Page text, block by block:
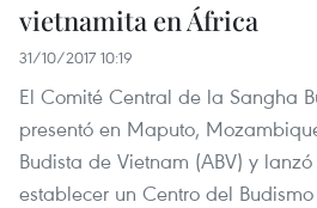
vietnamita en África
31/10/2017 10:19
El Comité Central de la Sangha
presentó en Maputo,
Budista de Vietnam (ABV) y
establecer un Centro del